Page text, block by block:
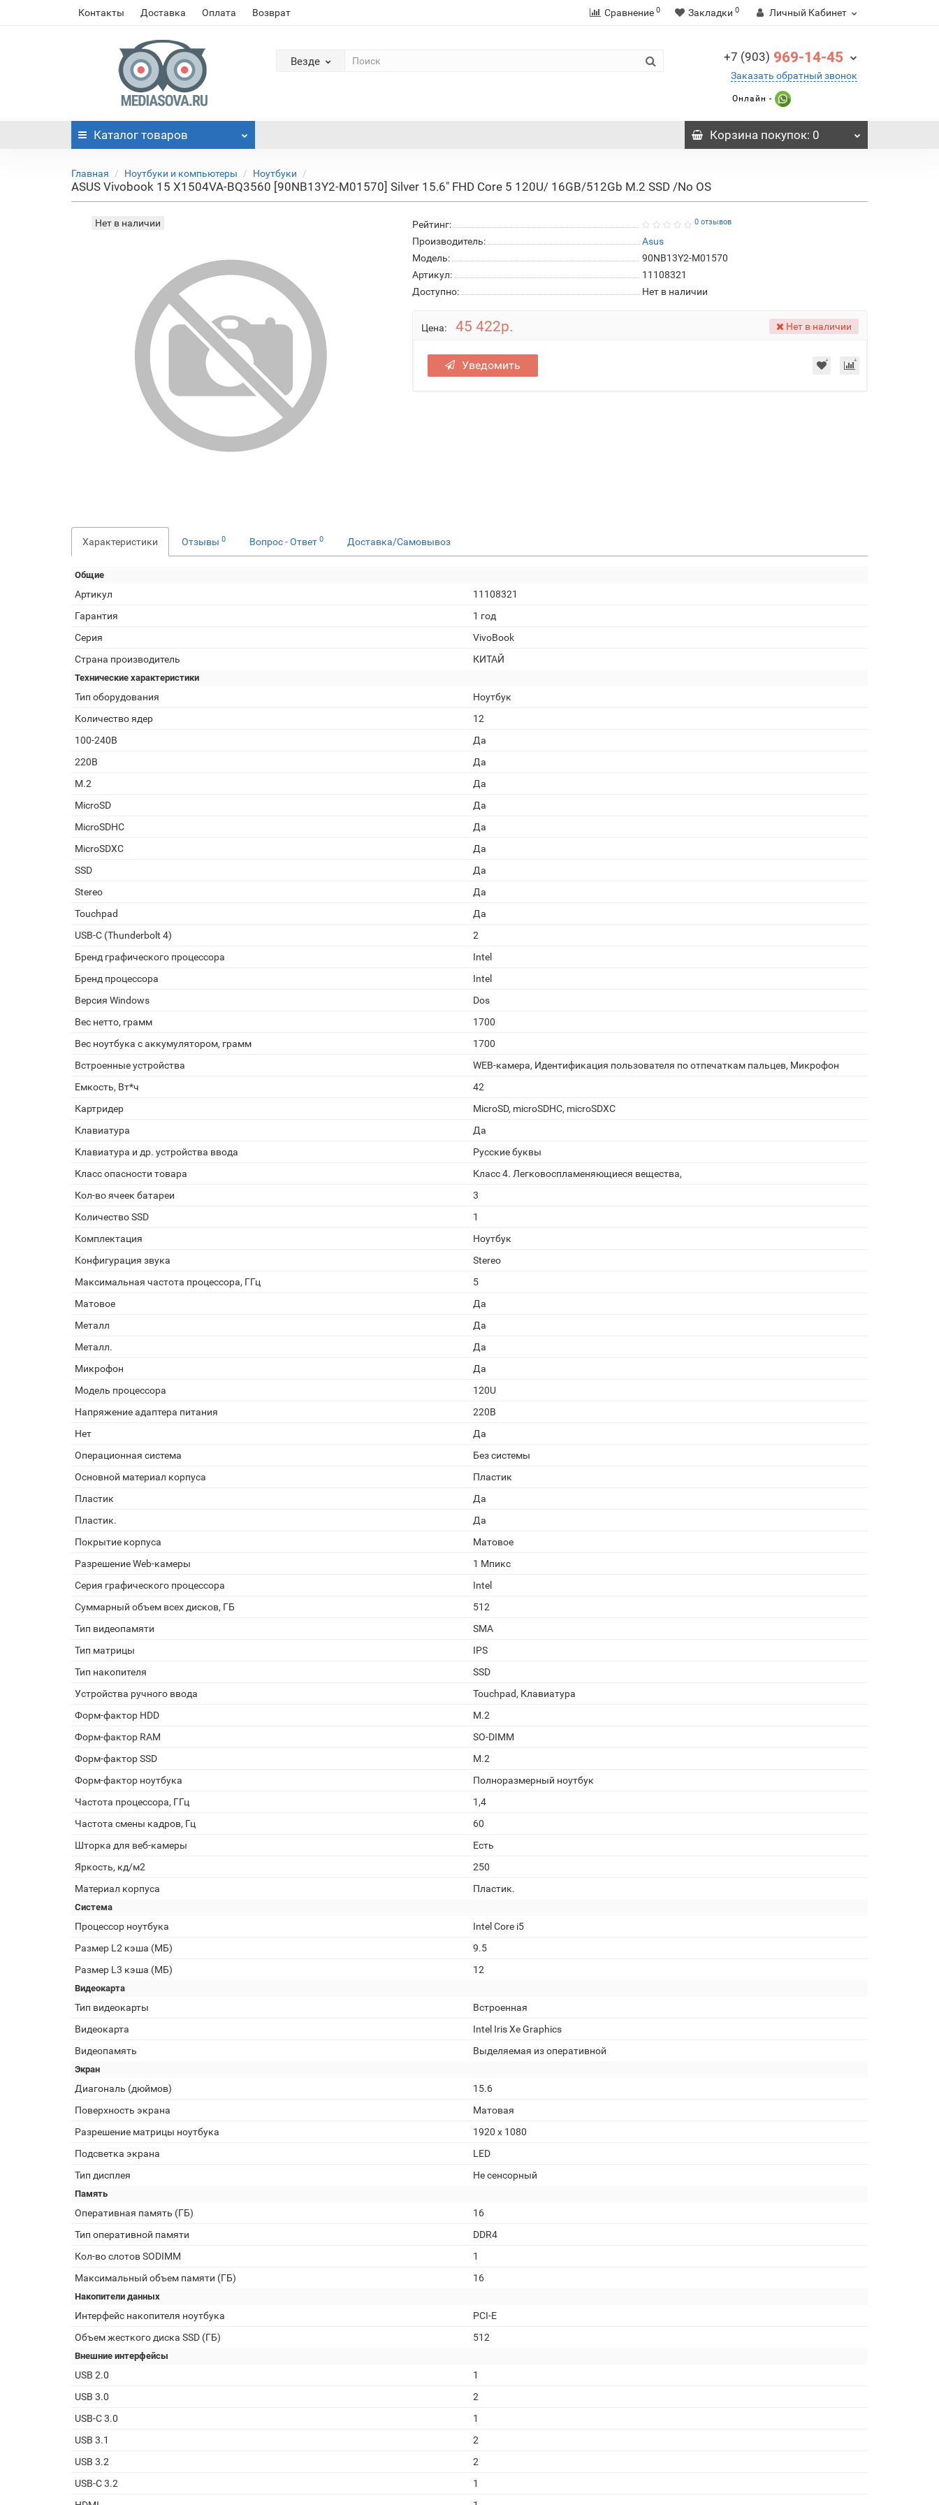
Контакты Доставка Оплата Возврат Сравнение 0 Закладки 0 Личный Кабинет
Везде +7 (903) 969-14-45
Заказать обратный звонок
Онлайн -
Каталог товаров Корзинапокупок: 0
Главная Ноутбуки и компьютеры Ноутбуки
ASUS Vivobook 15 X1504VA-BQ3560 [90NB13Y2-M01570] Silver 15.6" FHD Core 5 120U/ 16GB/512Gb M.2 SSD /No OS
Нет в наличии Рейтинг: 0 отзывов
Производитель:
Asus
Модель:
90NB13Y2-M01570
Артикул:
11108321
Доступно:
Нет в наличии
Цена: 45 422р. Нет в наличии
Уведомить
Характеристики Отзывы 0 Вопрос - Ответ 0 Доставка/Самовывоз
Общие
Артикул
11108321
Гарантия
1 год
Серия
VivoBook
Страна производитель
КИТАЙ
Технические характеристики
Тип оборудования
Ноутбук
Количество ядер
12
100-240В
Да
220В
Да
M.2
Да
MicroSD
Да
MicroSDHC
Да
MicroSDXC
Да
SSD
Да
Stereo
Да
Touchpad
Да
USB-C (Thunderbolt 4)
2
Бренд графического процессора
Intel
Бренд процессора
Intel
Версия Windows
Dos
Вес нетто, грамм
1700
Вес ноутбука с аккумулятором, грамм
1700
Встроенные устройства
WEB-камера, Идентификация пользователя по отпечаткам пальцев, Микрофон
Емкость, Вт*ч
42
Картридер
MicroSD, microSDHC, microSDXC
Клавиатура
Да
Клавиатура и др. устройства ввода
Русские буквы
Класс опасности товара
Класс 4. Легковоспламеняющиеся вещества,
Кол-во ячеек батареи
3
Количество SSD
1
Комплектация
Ноутбук
Конфигурация звука
Stereo
Максимальная частота процессора, ГГц
5
Матовое
Да
Металл
Да
Металл.
Да
Микрофон
Да
Модель процессора
120U
Напряжение адаптера питания
220В
Нет
Да
Операционная система
Без системы
Основной материал корпуса
Пластик
Пластик
Да
Пластик.
Да
Покрытие корпуса
Матовое
Разрешение Web-камеры
1 Мпикс
Серия графического процессора
Intel
Суммарный объем всех дисков, ГБ
512
Тип видеопамяти
SMA
Тип матрицы
IPS
Тип накопителя
SSD
Устройства ручного ввода
Touchpad, Клавиатура
Форм-фактор HDD
M.2
Форм-фактор RAM
SO-DIMM
Форм-фактор SSD
M.2
Форм-фактор ноутбука
Полноразмерный ноутбук
Частота процессора, ГГц
1,4
Частота смены кадров, Гц
60
Шторка для веб-камеры
Есть
Яркость, кд/м2
250
Материал корпуса
Пластик.
Система
Процессор ноутбука
Intel Core i5
Размер L2 кэша (МБ)
9.5
Размер L3 кэша (МБ)
12
Видеокарта
Тип видеокарты
Встроенная
Видеокарта
Intel Iris Xe Graphics
Видеопамять
Выделяемая из оперативной
Экран
Диагональ (дюймов)
15.6
Поверхность экрана
Матовая
Разрешение матрицы ноутбука
1920 x 1080
Подсветка экрана
LED
Тип дисплея
Не сенсорный
Память
Оперативная память (ГБ)
16
Тип оперативной памяти
DDR4
Кол-во слотов SODIMM
1
Максимальный объем памяти (ГБ)
16
Накопители данных
Интерфейс накопителя ноутбука
PCI-E
Объем жесткого диска SSD (ГБ)
512
Внешние интерфейсы
USB 2.0
1
USB 3.0
2
USB-C 3.0
1
USB 3.1
2
USB 3.2
2
USB-C 3.2
1